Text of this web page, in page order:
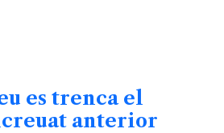
es trenca el
anterior